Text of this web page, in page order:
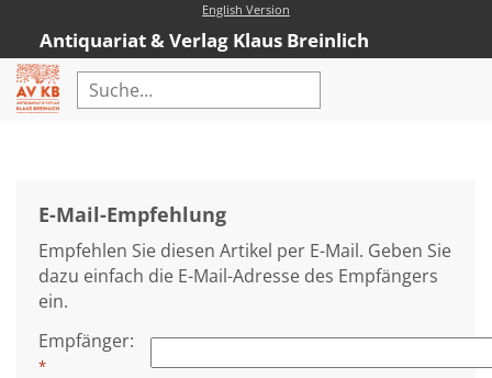
English Version
Antiquariat & Verlag Klaus Breinlich
Antiquariat
Kataloge
Neubücher
AVKB-Edition
E-Mail-Empfehlung
Empfehlen Sie diesen Artikel per E-Mail. Geben Sie
dazu einfach die E-Mail-Adresse des Empfängers
ein.
Empfänger:
*